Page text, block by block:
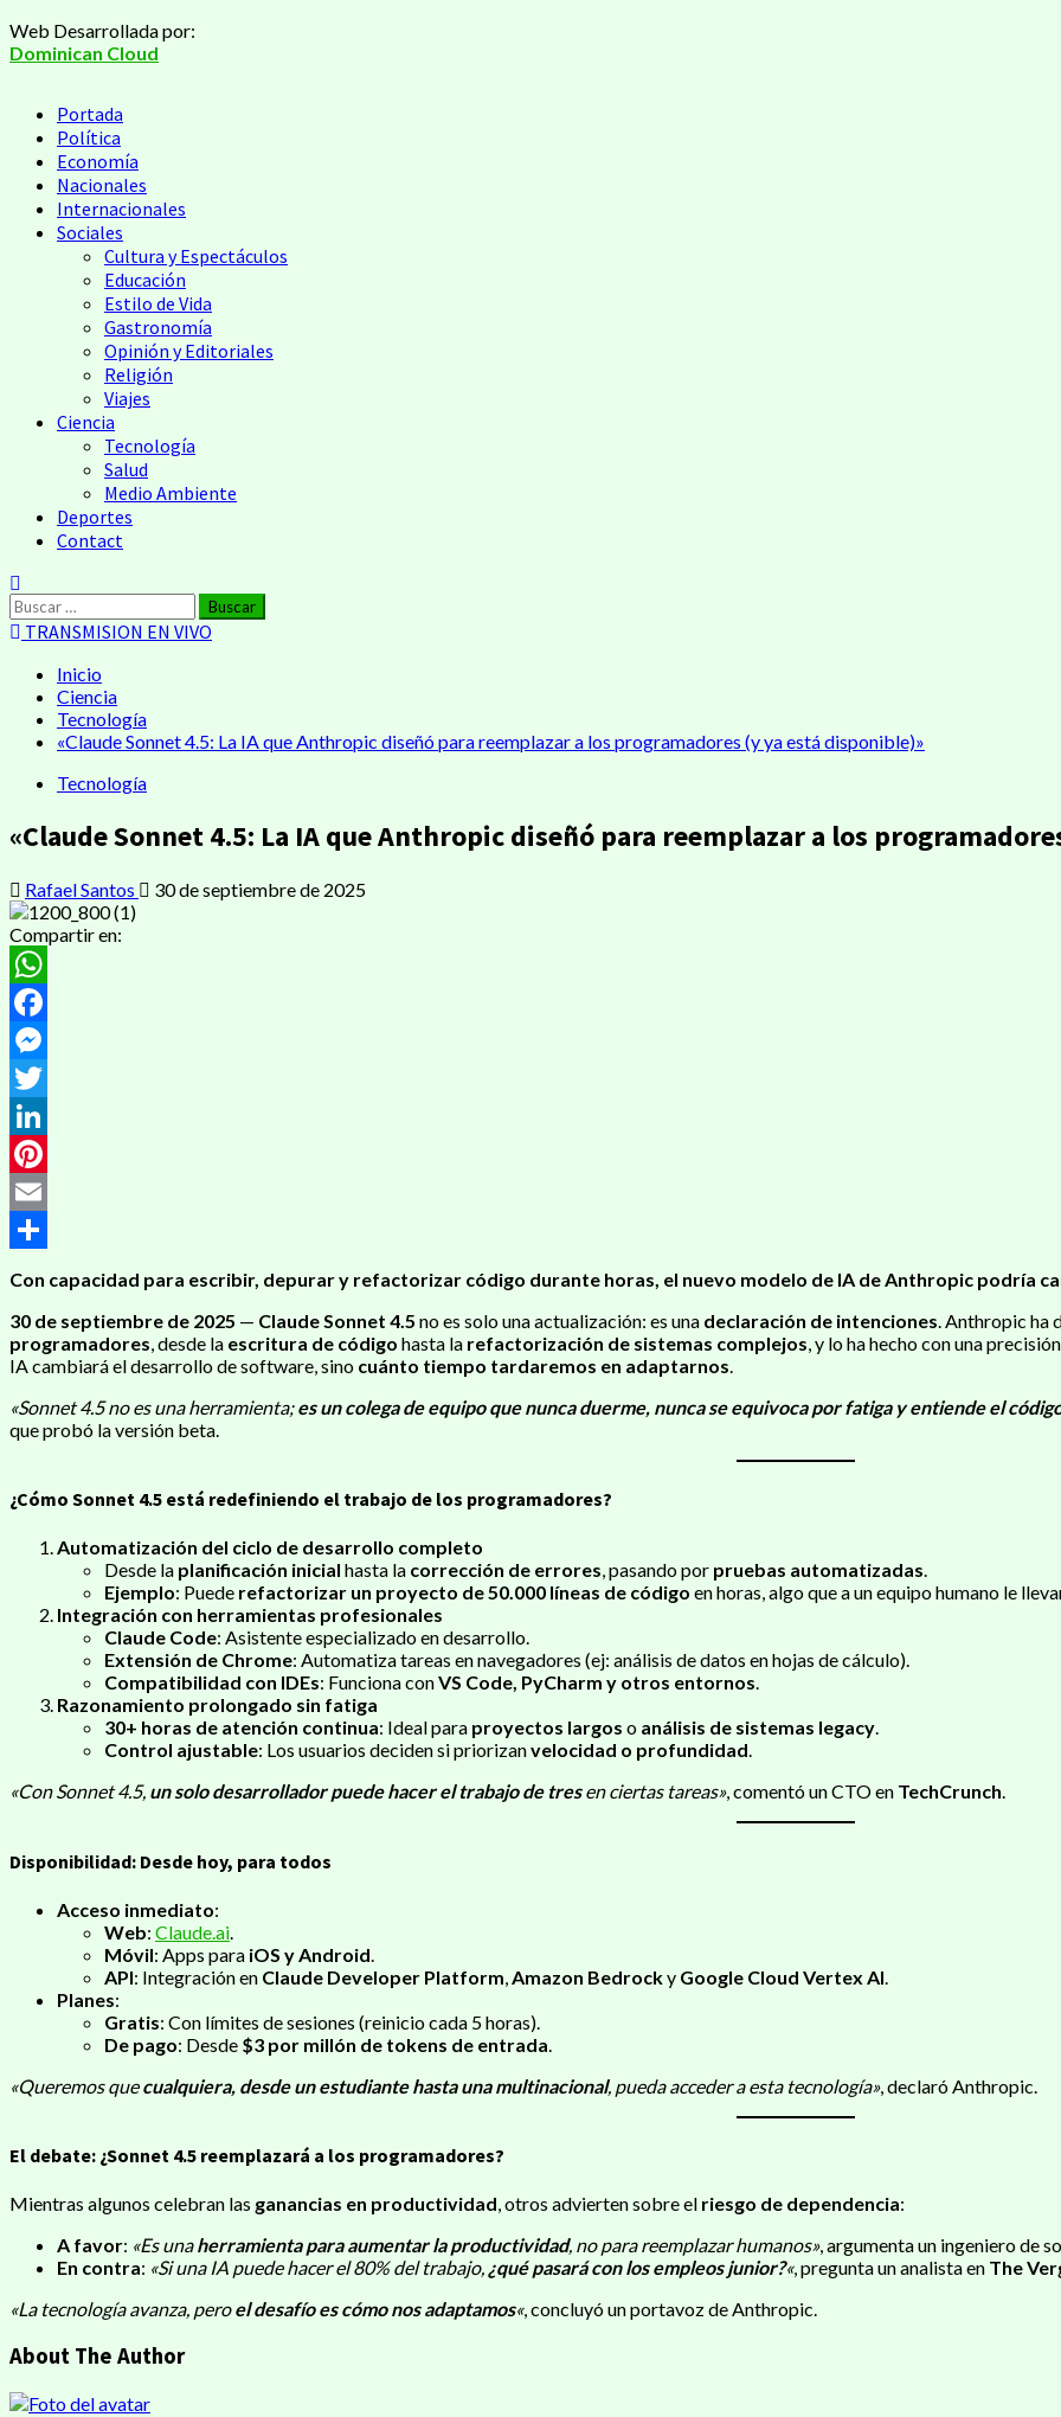
Saltar
al
Web Desarrollada por:
Dominican Cloud
Menú
principal
Portada
Política
Economía
Nacionales
Internacionales
Sociales
Cultura y Espectáculos
Educación
Estilo de Vida
Gastronomía
Opinión y Editoriales
Religión
Viajes
Ciencia
Tecnología
Salud
Medio Ambiente
Deportes
Contact
Buscar:
TRANSMISION EN VIVO
Inicio
Ciencia
Tecnología
«Claude Sonnet 4.5: La IA que Anthropic diseñó para reemplazar a los programadores (y ya está disponible)»
Tecnología
«Claude Sonnet 4.5: La IA que Anthropic diseñó para reemplazar a los
Rafael Santos
30 de septiembre de 2025
Compartir en:
WhatsApp
Facebook
Messenger
Twitter
LinkedIn
Pinterest
Email
Con capacidad para escribir, depurar y refactorizar código durante horas, el nuevo modelo de IA de Anthropic podría
30 de septiembre de 2025 — Claude Sonnet 4.5 no es solo una actualización: es una declaración de intenciones. Anthropic ha
programadores, desde la escritura de código hasta la refactorización de sistemas complejos, y lo ha hecho con una
IA cambiará el desarrollo de software, sino cuánto tiempo tardaremos en adaptarnos.
«Sonnet 4.5 no es una herramienta;es un colega de equipo que nunca duerme, nunca se equivoca por fatiga y entiende el
que probó la versión beta.
¿Cómo Sonnet 4.5 está redefiniendo el trabajo de los programadores?
Automatización del ciclo de desarrollo completo
Desde la planificación inicial hasta la corrección de errores, pasando por pruebas automatizadas.
Ejemplo: Puede refactorizar un proyecto de 50.000 líneas de código en horas, algo que a un equipo humano le
Integración con herramientas profesionales
Claude Code: Asistente especializado en desarrollo.
Extensión de Chrome: Automatiza tareas en navegadores (ej: análisis de datos en hojas de cálculo).
Compatibilidad con IDEs: Funciona conVS Code, PyCharm y otros entornos.
Razonamiento prolongado sin fatiga
30+ horas de atención continua: Ideal para proyectos largos o análisis de sistemas legacy.
Control ajustable: Los usuarios deciden si priorizanvelocidad o profundidad.
«Con Sonnet 4.5, un solo desarrollador puede hacer el trabajo de tresen ciertas tareas», comentó un CTO en TechCrunch.
Disponibilidad: Desde hoy, para todos
Acceso inmediato:
Web: Claude.ai.
Móvil: Apps para iOS y Android.
API: Integración en Claude Developer Platform,Amazon Bedrocky Google Cloud Vertex AI.
Planes:
Gratis: Con límites de sesiones (reinicio cada 5 horas).
De pago: Desde $3 por millón de tokens de entrada.
«Queremos quecualquiera, desde un estudiante hasta una multinacional, pueda acceder a esta tecnología», declaró Anthropic.
El debate: ¿Sonnet 4.5 reemplazará a los programadores?
Mientras algunos celebran las ganancias en productividad, otros advierten sobre el riesgo de dependencia:
A favor: «Es unaherramienta para aumentar la productividad, no para reemplazar humanos», argumenta un ingeniero de
En contra: «Si una IA puede hacer el 80% del trabajo, ¿qué pasará con los empleos junior?«, pregunta un analista en The
«La tecnología avanza, peroel desafío es cómo nos adaptamos«, concluyó un portavoz de Anthropic.
About The Author